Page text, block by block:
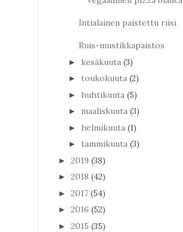
Intialainen paistettu riisi
Ruis-mustikkapaistos
► kesäkuuta (3)
► toukokuuta (2)
► huhtikuuta (5)
► maaliskuuta (3)
► helmikuuta (1)
► tammikuuta (3)
► 2019 (38)
► 2018 (42)
► 2017 (54)
► 2016 (52)
► 2015 (35)